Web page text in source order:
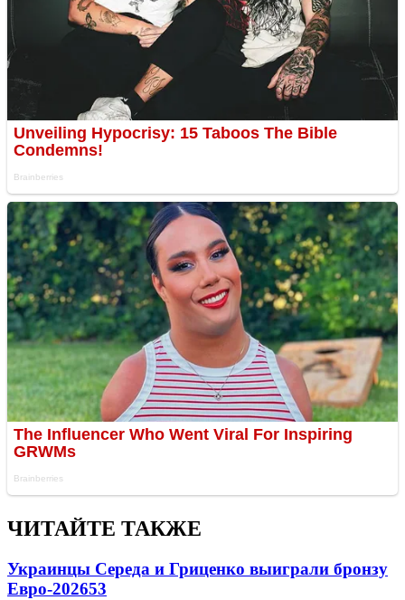
ЧИТАЙТЕ ТАКЖЕ
Украинцы Середа и Гриценко выиграли бронзу
Евро-202653